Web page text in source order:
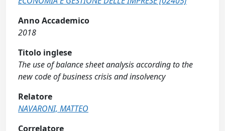
Anno Accademico
2018
Titolo inglese
The use of balance sheet analysis according to the
new code of business crisis and insolvency
Relatore
NAVARONI, MATTEO
Correlatore